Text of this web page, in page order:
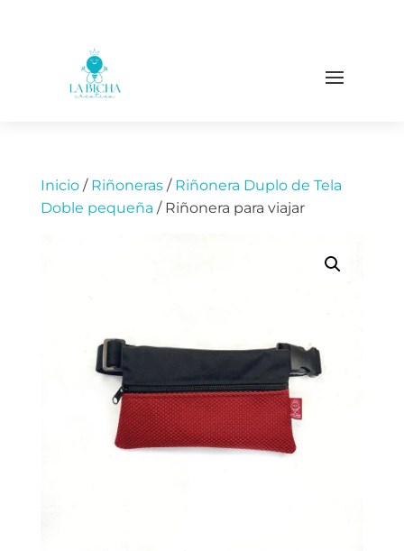
Inicio/ Riñoneras/ Riñonera Duplo de Tela
Doble pequeña / Riñonera para viajar